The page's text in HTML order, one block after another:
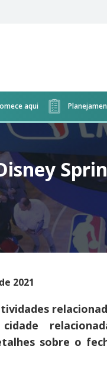
aqui
2021
cidade
sobre o